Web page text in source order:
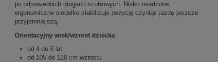
po odpowiednich drogach szutrowych. Nisko osadzone,
ergonomiczne siodełko stabilizuje pozycję czyniąc jazdę jeszcze
przyjemniejszą.
Orientacyjny wiek/wzrost dziecka
od 4 do 6 lat
od 105 do 120 cm wzrostu